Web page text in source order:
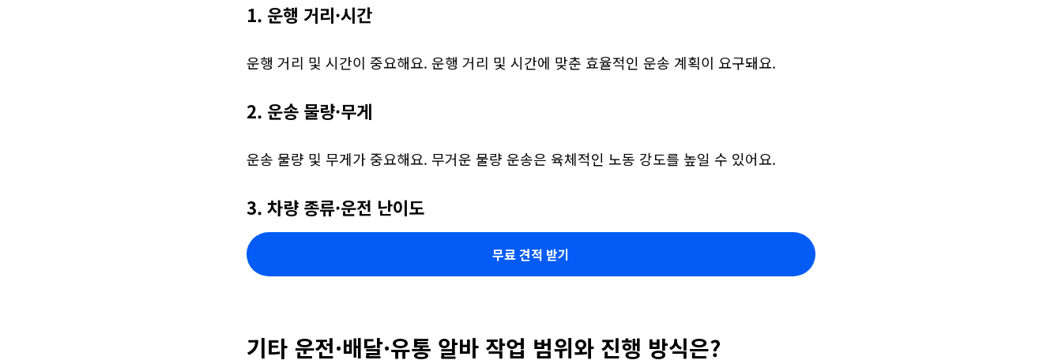
1. 운행 거리·시간
운행 거리 및 시간이 중요해요. 운행 거리 및 시간에 맞춘 효율적인 운송 계획이 요구돼요.
2. 운송 물량·무게
운송 물량 및 무게가 중요해요. 무거운 물량 운송은 육체적인 노동 강도를 높일 수 있어요.
3. 차량 종류·운전 난이도
무료 견적 받기
기타 운전·배달·유통 알바 작업 범위와 진행 방식은?